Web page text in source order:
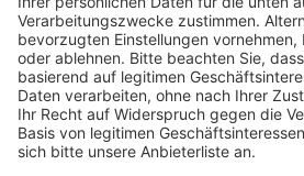
Hauptstraße eröffnet. Sie ersetzt
Postfiliale ein paar Häuser weiter.
In der neuen Filiale in Erftstadt-
und Paketmarken. Außerdem ist
„Postfiliale Direkt“ möglich.
können sich ihre Sendungen also